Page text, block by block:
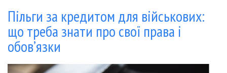
Пільги за кредитом для військових:
що треба знати про свої права і
обов’язки